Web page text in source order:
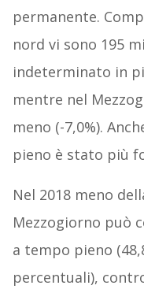
permanente.
nord vi sono 195
indeterminato in
mentre nel
meno (-7,0%).
pieno è stato più
Nel 2018 meno
Mezzogiorno può
a tempo pieno
percentuali),